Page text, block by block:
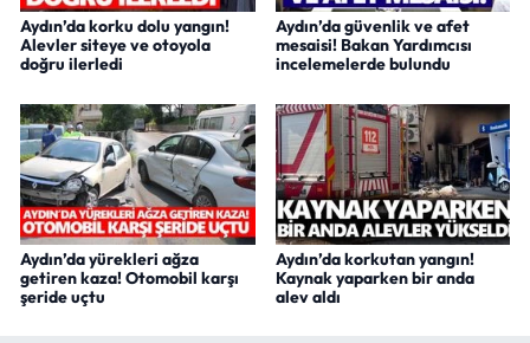
Aydın’da korku dolu yangın!
Alevler siteye ve otoyola
doğru ilerledi
Aydın’da güvenlik ve afet
mesaisi! Bakan Yardımcısı
incelemelerde bulundu
Aydın’da yürekleri ağza
getiren kaza! Otomobil karşı
şeride uçtu
Aydın’da korkutan yangın!
Kaynak yaparken bir anda
alev aldı